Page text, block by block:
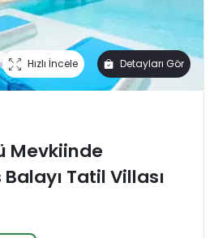
Hızlı İncele Detayları Gör
Mevkiinde
Balayı Tatil Villası